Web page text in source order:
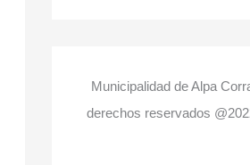
Municipalidad de Alpa
derechos reservados